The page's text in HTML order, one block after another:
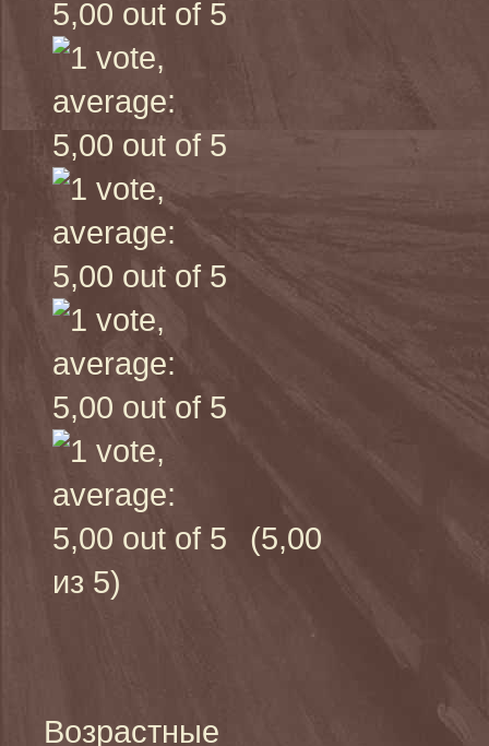
(5,00
из 5)
Возрастные